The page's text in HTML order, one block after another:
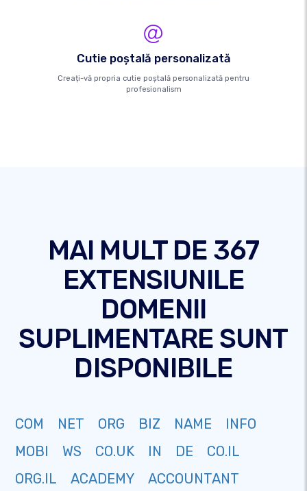
Cutie poştală personalizată
Creați-vă propria cutie poștală personalizată pentru
profesionalism
MAI MULT DE 367
EXTENSIUNILE
DOMENII
SUPLIMENTARE SUNT
DISPONIBILE
COM NET ORG BIZ NAME
INFO
MOBI
WS CO.UK IN DE
CO.IL
ORG.IL
ACADEMY
ACCOUNTANT